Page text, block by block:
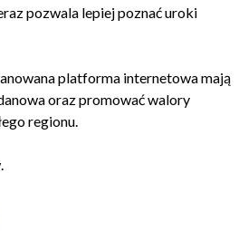
pozwala lepiej poznać uroki
platforma internetowa mają
oraz promować walory
regionu.